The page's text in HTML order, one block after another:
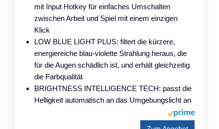
mit Input Hotkey für einfaches Umschalten
zwischen Arbeit und Spiel mit einem einzigen
Klick
LOW BLUE LIGHT PLUS: filtert die kürzere,
energiereiche blau-violette Strahlung heraus, die
für die Augen schädlich ist, und erhält gleichzeitig
die Farbqualität
BRIGHTNESS INTELLIGENCE TECH: passt die
Helligkeit automatisch an das Umgebungslicht an